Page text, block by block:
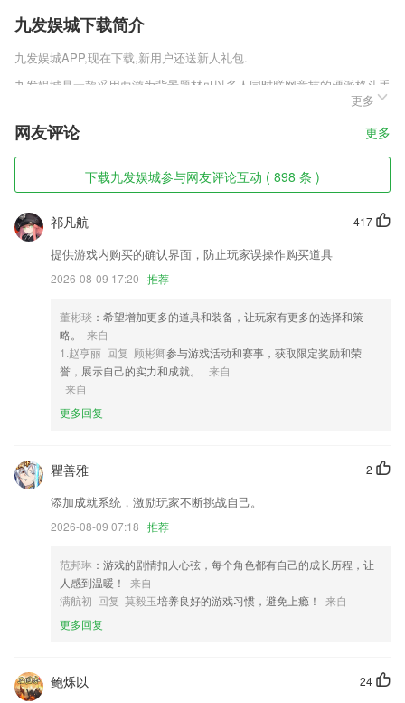
九发娱城下载简介
九发娱城APP,现在下载,新用户还送新人礼包.
九发娱城是一款采用西游为背景题材可以多人同时联网竞技的硬派格斗手
游，游戏中拥有狂刀、司幽、云汐三大职业提供玩家选择，每种职业都有
他自己独特的风格以及战斗技巧，各种精彩刺激的战斗模式任玩家随意的
选择，齐天劫官方正版v0.1.3带给玩家全新的西游玩法，感兴趣的玩家赶
紧来趣趣手游网下载体验吧。
九发娱城软件特色
1,提供全链条数字化方案，使3D资产贯穿全部流程
2,政务信息发布，政务事物办理；
3,搜索，一键搜索，快速定位内容
5,海量的小说汇聚于此，让大家可以更好的体验阅读的快乐。
6,智能导诊：根据症状可视化自诊，快速匹配对应科室。
九发娱城软件优势
1.社群打卡，组队学习。
3.·同步教材：同步教材内容，在app中可以快速的查看教材信息
4.课程按年级分类，根据类型快速找到符合孩子年龄段的课程。
5.蝶变高中APP全新开设视讯学习模块，嵌入数十位名师录播课程，随时
随地查缺补漏，提分变得简单讨巧；聚合优选课程资源，把技巧提分变成
一件很轻松的事
6.·为了让学习不再变得枯燥，让孩子爱上学习，所以采用了游戏教学方
九发娱城更新了什么?
修复通用bug，优化客户端功能
更多
网友评论 更多
下载九发娱城参与网友评论互动 ( 898 条 )
417
祁凡航
提供游戏内购买的确认界面，防止玩家误操作购买道具
2026-08-09 17:20 推荐
董彬琰 ：希望增加更多的道具和装备，让玩家有更多的选择和策
略。
来自
1.赵亨丽 回复 顾彬卿参与游戏活动和赛事，获取限定奖励和荣
誉，展示自己的实力和成就。
来自
来自
更多回复
2
瞿善雅
添加成就系统，激励玩家不断挑战自己。
2026-08-09 07:18 推荐
范邦琳 ：游戏的剧情扣人心弦，每个角色都有自己的成长历程，让
人感到温暖！
来自
满航初 回复 莫毅玉培养良好的游戏习惯，避免上瘾！
来自
更多回复
24
鲍烁以